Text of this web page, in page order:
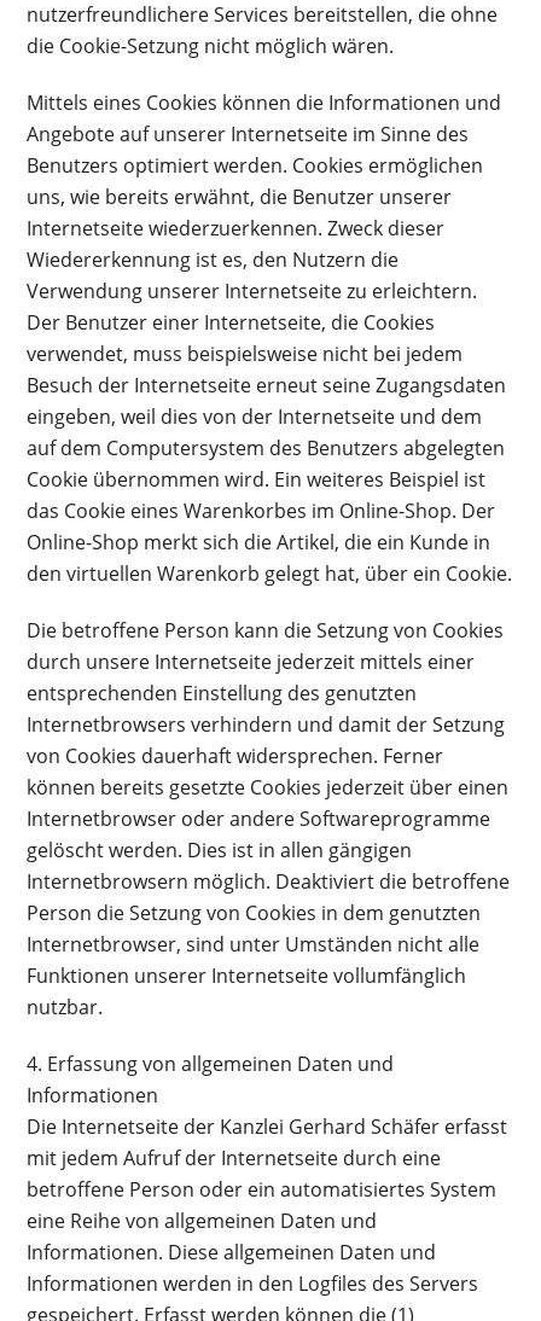
nutzerfreundlichere Services bereitstellen, die ohne
die Cookie-Setzung nicht möglich wären.
Mittels eines Cookies können die Informationen und
Angebote auf unserer Internetseite im Sinne des
Benutzers optimiert werden. Cookies ermöglichen
uns, wie bereits erwähnt, die Benutzer unserer
Internetseite wiederzuerkennen. Zweck dieser
Wiedererkennung ist es, den Nutzern die
Verwendung unserer Internetseite zu erleichtern.
Der Benutzer einer Internetseite, die Cookies
verwendet, muss beispielsweise nicht bei jedem
Besuch der Internetseite erneut seine Zugangsdaten
eingeben, weil dies von der Internetseite und dem
auf dem Computersystem des Benutzers abgelegten
Cookie übernommen wird. Ein weiteres Beispiel ist
das Cookie eines Warenkorbes im Online-Shop. Der
Online-Shop merkt sich die Artikel, die ein Kunde in
den virtuellen Warenkorb gelegt hat, über ein Cookie.
Die betroffene Person kann die Setzung von Cookies
durch unsere Internetseite jederzeit mittels einer
entsprechenden Einstellung des genutzten
Internetbrowsers verhindern und damit der Setzung
von Cookies dauerhaft widersprechen. Ferner
können bereits gesetzte Cookies jederzeit über einen
Internetbrowser oder andere Softwareprogramme
gelöscht werden. Dies ist in allen gängigen
Internetbrowsern möglich. Deaktiviert die betroffene
Person die Setzung von Cookies in dem genutzten
Internetbrowser, sind unter Umständen nicht alle
Funktionen unserer Internetseite vollumfänglich
nutzbar.
4. Erfassung von allgemeinen Daten und
Informationen
Die Internetseite der Kanzlei Gerhard Schäfer erfasst
mit jedem Aufruf der Internetseite durch eine
betroffene Person oder ein automatisiertes System
eine Reihe von allgemeinen Daten und
Informationen. Diese allgemeinen Daten und
Informationen werden in den Logfiles des Servers
gespeichert. Erfasst werden können die (1)